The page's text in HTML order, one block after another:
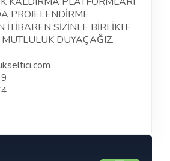
PROJELENDİRME
SİZİNLE BİRLİKTE
DUYAÇAĞIZ.